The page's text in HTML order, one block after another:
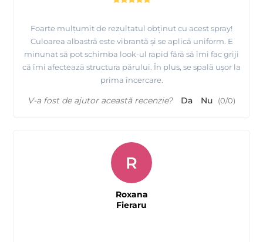
Foarte mulțumit de rezultatul obținut cu acest spray!
Culoarea albastră este vibrantă și se aplică uniform. E
minunat să pot schimba look-ul rapid fără să îmi fac griji
că îmi afectează structura părului. În plus, se spală ușor la
prima încercare.
V-a fost de ajutor această recenzie? Da Nu (0/0)
R
Roxana
Fieraru